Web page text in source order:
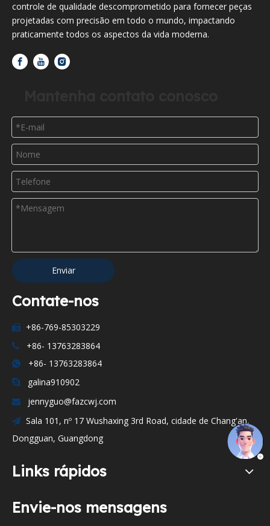
controle de qualidade descomprometido para fornecer peças
projetadas com precisão em todo o mundo, impactando
praticamente todos os aspectos da vida moderna.
Enviar
Contate-nos
 +86-769-85303229
 +86- 13763283864
 +86- 13763283864
 galina910902
 jennyguo@fazcwj.com

Sala 101, nº 17 Wushaxing 3rd Road, cidade de Chang'an,
Dongguan, Guangdong
Links rápidos
Envie-nos mensagens